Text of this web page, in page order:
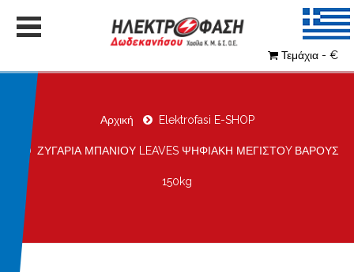
Τεμάχια - €
Αρχική Elektrofasi E-SHOP
ΖΥΓΑΡΙΑ ΜΠΑΝΙΟΥ LEAVES ΨΗΦΙΑΚΗ ΜΕΓΙΣΤΟY ΒΑΡΟΥΣ
150kg